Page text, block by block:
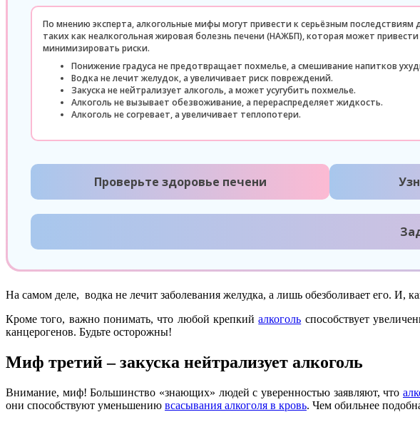
По мнению эксперта, алкогольные мифы могут привести к серьёзным
таких как неалкогольная жировая болезнь печени (НАЖБП), которая может
минимизировать риски.
Понижение градуса не предотвращает похмелье, а смешивание напитков
Водка не лечит желудок, а увеличивает риск повреждений.
Закуска не нейтрализует алкоголь, а может усугубить похмелье.
Алкоголь не вызывает обезвоживание, а перераспределяет жидкость.
Алкоголь не согревает, а увеличивает теплопотери.
Проверьте здоровье печени
На самом деле, водка не лечит заболевания желудка, а лишь обезболивает его. И,
Кроме того, важно понимать, что любой крепкийалкоголь способствует
канцерогенов. Будьте осторожны!
Миф третий – закуска нейтрализует алкоголь
Внимание, миф! Большинство «знающих» людей с уверенностью заявляют, что
они способствуют уменьшению всасывания алкоголя в кровь. Чем обильнее